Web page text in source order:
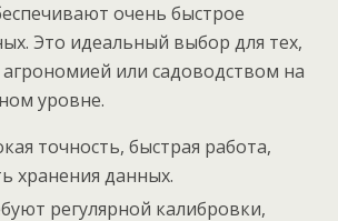
очень быстрое
Это идеальный выбор для тех,
агрономией или садоводством на
уровне.
точность, быстрая работа,
хранения данных.
регулярной калибровки,